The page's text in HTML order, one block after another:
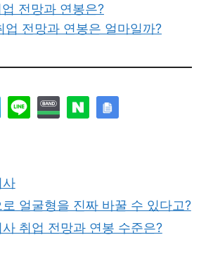
전망과 연봉은?
업 전망과 연봉은 얼마일까?
사
얼굴형을 진짜 바꿀 수 있다고?
사 취업 전망과 연봉 수준은?